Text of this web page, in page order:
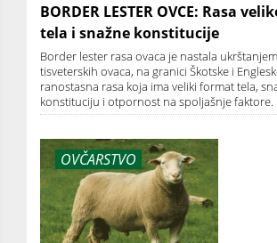
BORDER LESTER OVCE: Rasa
tela i snažne konstitucije
Border lester rasa ovaca je nastala
tisveterskih ovaca, na granici Škotske i
ranostasna rasa koja ima veliki format tela,
konstituciju i otpornost na spoljašnje faktore.
OVČARSTVO